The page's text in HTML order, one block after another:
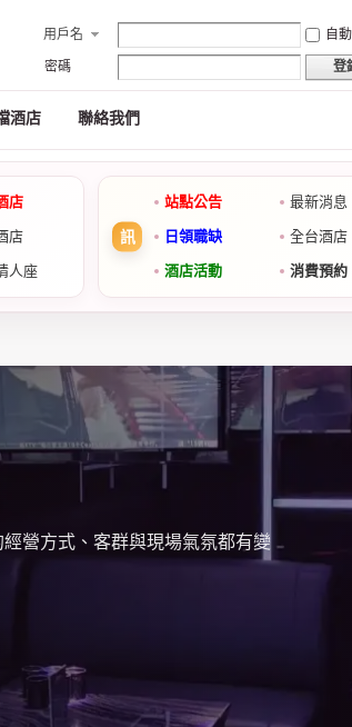
用戶名 自
密碼 登
酒店 聯絡我們
店
店
人座
站點公告 最新消息
日領職缺 全台酒店
酒店活動 消費預約
營方式、客群與現場氣氛都有變